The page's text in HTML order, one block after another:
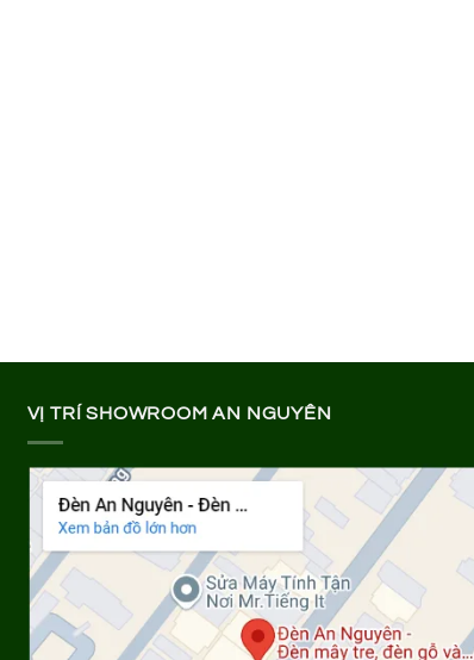
VỊ TRÍ SHOWROOM AN NGUYÊN